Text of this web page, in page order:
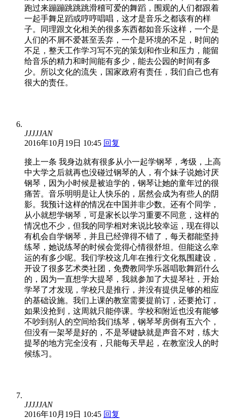
跑过来蹦蹦跳跳跳滑稽可爱的舞蹈，围观的人们都跟着
一起手舞足蹈或哼哼唱唱，这才是音乐之都该有的样
子。同理跟文化相关的很多东西都如音乐这样，一个是
人们的不屑不爱甚至丢弃，一个是环境的不足，时间的
不足，整天工作学习写不完的策划和作业和压力，能留
给音乐的精力和时间能有多少，能去公园的时间有多
少。所以文化的流失，国家政府有责任，我们自己也有
很大的责任。
JJJJJAN
2016年10月19日 10:45 回复
接上一条 我身边就有很多从小一起学钢琴，考级，上高
中大学之后就再也没碰过钢琴的人，有个妹子说她讨厌
钢琴，因为小时候是被迫学的，钢琴让她的童年过的很
痛苦。音乐明明是让人快乐的，居然会成为有些人的阴
影。我预计这样的情况在中国并非少数。还有个同学，
从小就想学钢琴，可是家长以学习重要不同意，这样的
情况也不少，但我的同学相对来说比较幸运，现在得以
有机会自学钢琴，并且已经弹得不错了，每天都能坚持
练琴，她说练琴的时候会觉得心情很舒坦。但能这么幸
运的有多少呢。我们学校这几年在推行文化氛围建设，
开设了很多艺术类社团，免费教同学乐器唱歌舞蹈什么
的，因为一直想学大提琴，我就参加了大提琴社，开始
学琴了才发现，学校只是推行，并没有提供足够的相应
的基础设施。我们上课的教室需要提前订，还要抢订，
如果没抢到，这周就只能停课。学校和附近也没有能够
不吵到别人的空间给我们练琴，钢琴琴房倒有五六个，
但没有一架琴是好的，不是琴键缺就是声音不对，练大
提琴的地方完全没有，只能每天早起，在教室没人的时
候练习。
JJJJJAN
2016年10月19日 10:45 回复